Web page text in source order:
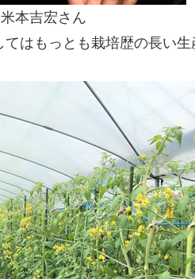
本吉宏さん
はもっとも栽培歴の長い生